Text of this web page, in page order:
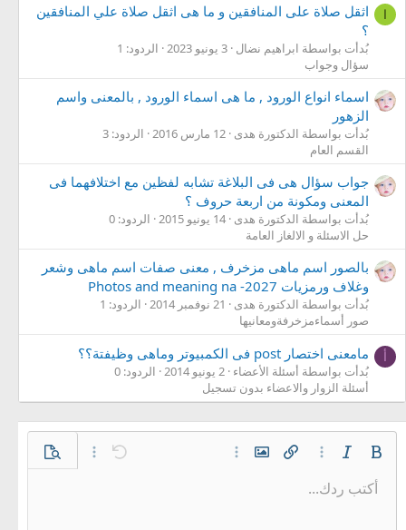
ا
اثقل صلاة على المنافقين و ما هى اثقل صلاة علي المنافقين
؟
بُدأت بواسطة ابراهيم نضال 3 يونيو 2023
الردود: 1
سؤال وجواب
اسماء انواع الورود , ما هى اسماء الورود , بالمعنى واسم
الزهور
بُدأت بواسطة الدكتورة هدى 12 مارس 2016
الردود: 3
القسم العام
جواب سؤال هى فى البلاغة تشابه لفظين مع اختلافهما فى
المعنى ومكونة من اربعة حروف ؟
بُدأت بواسطة الدكتورة هدى 14 يونيو 2015
الردود: 0
حل الاسئلة و الالغاز العامة
بالصور اسم ماهى مزخرف , معنى صفات اسم ماهى وشعر
وغلاف ورمزيات 2027- Photos and meaning na
بُدأت بواسطة الدكتورة هدى 21 نوفمبر 2014
الردود: 1
صور أسماءمزخرفةومعانيها
مامعنى اختصار post فى الكمبيوتر وماهى وظيفتة؟؟
بُدأت بواسطة أسئلة الأعضاء 2 يونيو 2014
الردود: 0
أسئلة الزوار والاعضاء بدون تسجيل
غامق مائل خيارات إضافية…
إدراج رابطإدراج صورةخيارات إضافية… تراجع خيارات إضافية…
معاينة
حجم الخط
9
لون النصعائلة الخط الإبتسامات
إقتباسميديا إعادة تبديل الـ BB codeإزالة التنسيقأكتب ردك...